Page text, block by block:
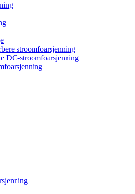
stroomfoarsjenning
DC-stroomfoarsjenning